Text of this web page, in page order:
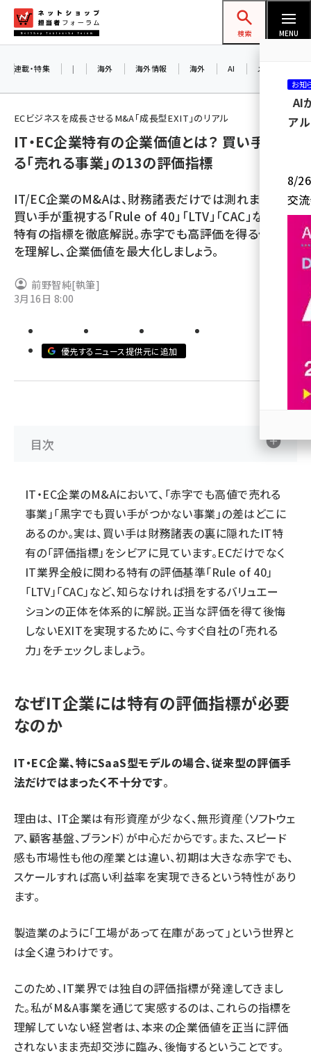
ン
ネットショップ担当者フォーラム
検索 MENU
amazon (2249)
楽天 (1871)
ecbeing (1207)
アスクル (1119)
base (1077)
revico (740)
連載・特集 | 海外 海外情報 海外 AI メタバース
ECビジネスを成長させるM&A「成長型EXIT」のリアル
IT・EC企業特有の企業価値とは？ 買い手が見
る「売れる事業」の13の評価指標
IT/EC企業のM&Aは、財務諸表だけでは測れません。
買い手が重視する「Rule of 40」「LTV」「CAC」などIT
特有の指標を徹底解説。赤字でも高評価を得る仕組み
を理解し、企業価値を最大化しましょう。
前野智純[執筆]
3月16日 8:00
優先するニュース提供元に追加
目次
IT・EC企業のM&Aにおいて、「赤字でも高値で売れる
事業」「黒字でも買い手がつかない事業」の差はどこに
あるのか。実は、買い手は財務諸表の裏に隠れたIT特
有の「評価指標」をシビアに見ています。ECだけでなく
IT業界全般に関わる特有の評価基準「Rule of 40」
「LTV」「CAC」など、知らなければ損をするバリュエー
ションの正体を体系的に解説。正当な評価を得て後悔
しないEXITを実現するために、今すぐ自社の「売れる
力」をチェックしましょう。
なぜIT企業には特有の評価指標が必要
なのか
IT・EC企業、特にSaaS型モデルの場合、従来型の評価手
法だけではまったく不十分です。
理由は、 IT企業は有形資産が少なく、無形資産（ソフトウェ
ア、顧客基盤、ブランド）が中心だからです。また、スピード
感も市場性も他の産業とは違い、初期は大きな赤字でも、
スケールすれば高い利益率を実現できるという特性があり
ます。
製造業のように「工場があって在庫があって」という世界と
は全く違うわけです。
このため、IT業界では独自の評価指標が発達してきまし
た。私がM&A事業を通じて実感するのは、これらの指標を
理解していない経営者は、本来の企業価値を正当に評価
されないまま売却交渉に臨み、後悔するということです。
お知
AI
ア
8/26
交
参